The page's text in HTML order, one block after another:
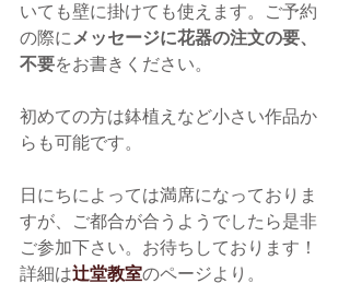
いても壁に掛けても使えます。ご予約
の際にメッセージに花器の注文の要、
不要をお書きください。
初めての方は鉢植えなど小さい作品か
らも可能です。
日にちによっては満席になっておりま
すが、ご都合が合うようでしたら是非
ご参加下さい。お待ちしております！
詳細は辻堂教室のページより。